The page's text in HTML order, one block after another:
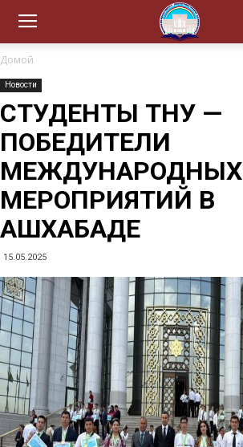
Домой
Новости
СТУДЕНТЫ ТНУ —
ПОБЕДИТЕЛИ
МЕЖДУНАРОДНЫХ
МЕРОПРИЯТИЙ В
АШХАБАДЕ
15.05.2025